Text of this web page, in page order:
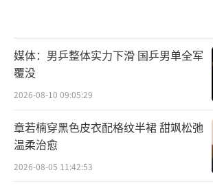
媒体：男乒整体实力下滑 国乒男单全军
覆没
2026-08-10 09:05:29
章若楠穿黑色皮衣配格纹半裙 甜飒松弛
温柔治愈
2026-08-05 11:42:53